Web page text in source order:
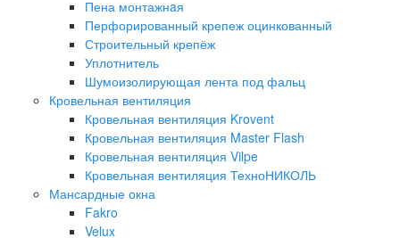
Пена монтажнaя
Перфорированный крепеж оцинкованный
Строительный крепёж
Уплотнитель
Шумоизолирующая лента под фальц
Кровельная вентиляция
Кровельная вентиляция Krovent
Кровельная вентиляция Master Flash
Кровельная вентиляция Vilpe
Кровельная вентиляция ТехноНИКОЛЬ
Мансардные окна
Fakro
Velux